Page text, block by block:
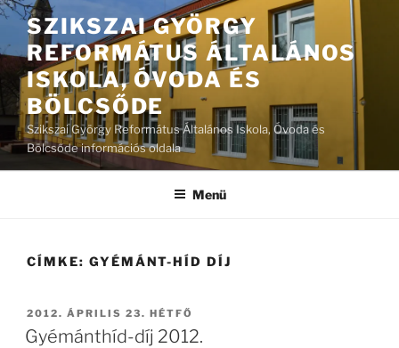
Tartalomhoz
SZIKSZAI GYÖRGY
REFORMÁTUS ÁLTALÁNOS
ISKOLA, ÓVODA ÉS
BÖLCSŐDE
Szikszai György Református Általános Iskola, Óvoda és
Bölcsőde információs oldala
Menü
CÍMKE: GYÉMÁNT-HÍD DÍJ
BEKÜLDVE:
2012. ÁPRILIS 23. HÉTFŐ
Gyémánthíd-díj 2012.